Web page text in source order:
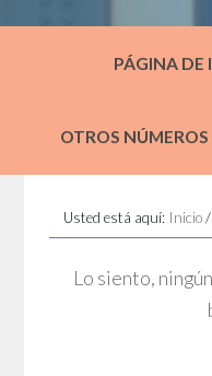
PÁGINA DE
OTROS NÚMEROS
Usted está aquí: Inicio /
Lo siento,